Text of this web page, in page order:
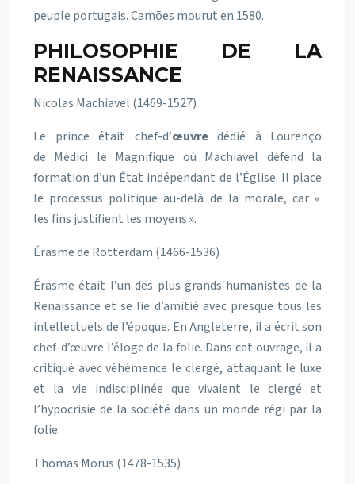
peuple portugais. Camões mourut en 1580.
PHILOSOPHIE DE LA
RENAISSANCE
Nicolas Machiavel (1469-1527)
Le prince était chef-d’œuvredédié à Lourenço
de Médici le Magnifique où Machiavel défend la
formation d’un État indépendant de l’Église. Il place
le processus politique au-delà de la morale, car «
les fins justifient les moyens ».
Érasme de Rotterdam (1466-1536)
Érasme était l’un des plus grands humanistes de la
Renaissance et se lie d’amitié avec presque tous les
intellectuels de l’époque. En Angleterre, il a écrit son
chef-d’œuvre l’éloge de la folie. Dans cet ouvrage, il a
critiqué avec véhémence le clergé, attaquant le luxe
et la vie indisciplinée que vivaient le clergé et
l’hypocrisie de la société dans un monde régi par la
folie.
Thomas Morus (1478-1535)